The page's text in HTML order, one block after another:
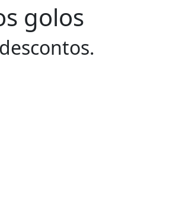
golos